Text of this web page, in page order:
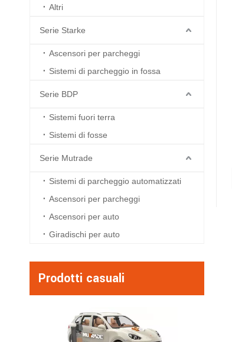
Altri
Serie Starke
Ascensori per parcheggi
Sistemi di parcheggio in fossa
Serie BDP
Sistemi fuori terra
Sistemi di fosse
Serie Mutrade
Sistemi di parcheggio automatizzati
Ascensori per parcheggi
Ascensori per auto
Giradischi per auto
Prodotti casuali